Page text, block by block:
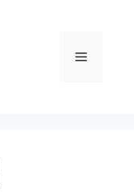
메